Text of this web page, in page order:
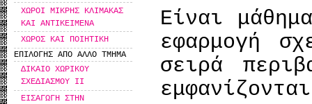
ΧΩΡΟΙ ΜΙΚΡΗΣ ΚΛΙΜΑΚΑΣ
ΚΑΙ ΑΝΤΙΚΕΙΜΕΝΑ
ΧΩΡΟΣ ΚΑΙ ΠΟΙΗΤΙΚΗ
ΕΠΙΛΟΓΗΣ ΑΠΟ ΑΛΛΟ ΤΜΗΜΑ
ΔΙΚΑΙΟ ΧΩΡΙΚΟΥ
ΣΧΕΔΙΑΣΜΟΥ ΙΙ
ΕΙΣΑΓΩΓΗ ΣΤΗΝ
Είναι
εφαρμογή
σειρά